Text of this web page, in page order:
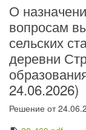
О
вопросам
сельских
деревни
24.06.2026)
Решение от